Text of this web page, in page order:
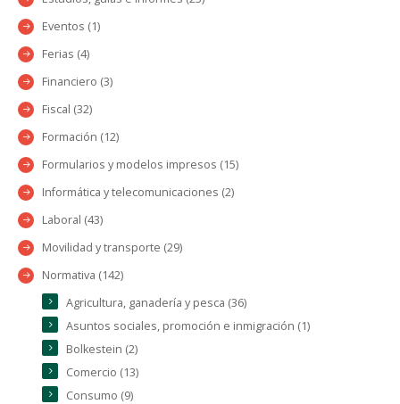
Eventos (1)
Ferias (4)
Financiero (3)
Fiscal (32)
Formación (12)
Formularios y modelos impresos (15)
Informática y telecomunicaciones (2)
Laboral (43)
Movilidad y transporte (29)
Normativa (142)
Agricultura, ganadería y pesca (36)
Asuntos sociales, promoción e inmigración (1)
Bolkestein (2)
Comercio (13)
Consumo (9)